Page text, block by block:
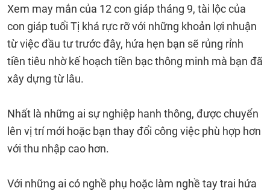
Xem may mắn của 12 con giáp tháng 9, tài lộc của
con giáp tuổi Tị khá rực rỡ với những khoản lợi nhuận
từ việc đầu tư trước đây, hứa hẹn bạn sẽ rủng rỉnh
tiền tiêu nhờ kế hoạch tiền bạc thông minh mà bạn đã
xây dựng từ lâu.
Nhất là những ai sự nghiệp hanh thông, được chuyển
lên vị trí mới hoặc bạn thay đổi công việc phù hợp hơn
với thu nhập cao hơn.
Với những ai có nghề phụ hoặc làm nghề tay trai hứa